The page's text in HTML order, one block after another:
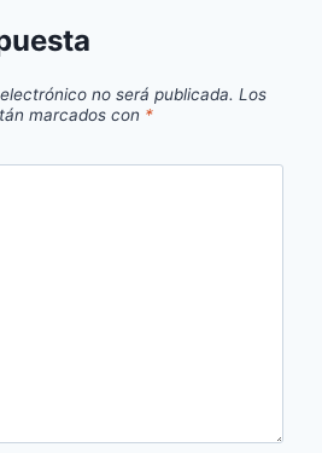
no será publicada. Los
marcados con *